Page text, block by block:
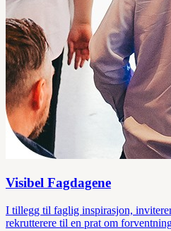
Visibel Fagdagene
I tillegg til faglig inspirasjon,
rekrutterere til en prat om